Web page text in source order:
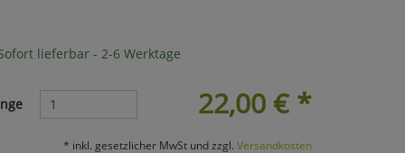
lieferbar - 2-6 Werktage
22,00 €*
* inkl. gesetzlicher MwSt und zzgl. Versandkosten